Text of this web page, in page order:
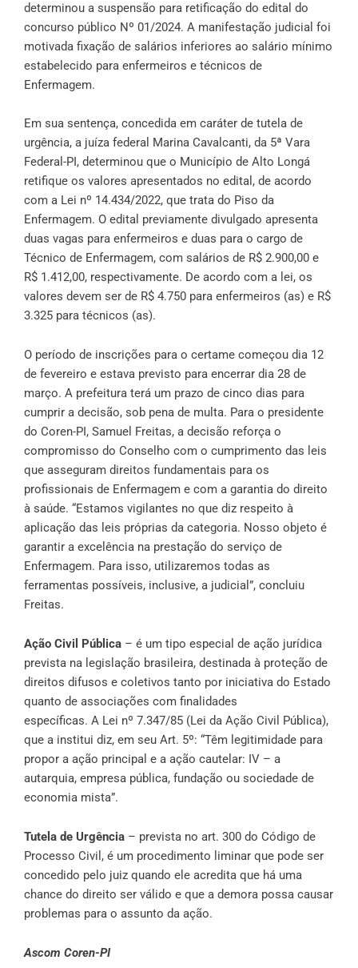
determinou a suspensão para retificação do edital do
concurso público Nº 01/2024. A manifestação judicial foi
motivada fixação de salários inferiores ao salário mínimo
estabelecido para enfermeiros e técnicos de
Enfermagem.
Em sua sentença, concedida em caráter de tutela de
urgência, a juíza federal Marina Cavalcanti, da 5ª Vara
Federal-PI, determinou que o Município de Alto Longá
retifique os valores apresentados no edital, de acordo
com a Lei nº 14.434/2022, que trata do Piso da
Enfermagem. O edital previamente divulgado apresenta
duas vagas para enfermeiros e duas para o cargo de
Técnico de Enfermagem, com salários de R$ 2.900,00 e
R$ 1.412,00, respectivamente. De acordo com a lei, os
valores devem ser de R$ 4.750 para enfermeiros (as) e R$
3.325 para técnicos (as).
O período de inscrições para o certame começou dia 12
de fevereiro e estava previsto para encerrar dia 28 de
março. A prefeitura terá um prazo de cinco dias para
cumprir a decisão, sob pena de multa. Para o presidente
do Coren-PI, Samuel Freitas, a decisão reforça o
compromisso do Conselho com o cumprimento das leis
que asseguram direitos fundamentais para os
profissionais de Enfermagem e com a garantia do direito
à saúde. “Estamos vigilantes no que diz respeito à
aplicação das leis próprias da categoria. Nosso objeto é
garantir a excelência na prestação do serviço de
Enfermagem. Para isso, utilizaremos todas as
ferramentas possíveis, inclusive, a judicial”, concluiu
Freitas.
Ação Civil Pública – é um tipo especial de ação jurídica
prevista na legislação brasileira, destinada à proteção de
direitos difusos e coletivos tanto por iniciativa do Estado
quanto de associações com finalidades
específicas. A Lei nº 7.347/85 (Lei da Ação Civil Pública),
que a institui diz, em seu Art. 5º: “Têm legitimidade para
propor a ação principal e a ação cautelar: IV – a
autarquia, empresa pública, fundação ou sociedade de
economia mista”.
Tutela de Urgência – prevista no art. 300 do Código de
Processo Civil, é um procedimento liminar que pode ser
concedido pelo juiz quando ele acredita que há uma
chance do direito ser válido e que a demora possa causar
problemas para o assunto da ação.
Ascom Coren-PI